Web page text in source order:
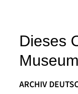
Dieses
Museum
ARCHIV